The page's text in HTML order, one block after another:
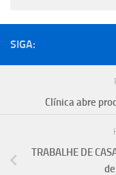
SIGA:
Clínica abre
TRABALHE DE